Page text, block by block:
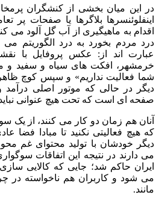
در این میان بخشی از کنشگران
اینفلوئنسرها بلاگرها یا صفحات پر
اقدام به ماهیگیری از آب گل آلود می
درد مردم بخورد به درد الگوریتم
عبارت اند از: عکس پروفایل با
خرمشهر، افکت های سیاه و سفید و
شما فعالیت نداریم» و سپس کوچ
دیگر در حالی که موتور اصلی درآمد
صفحه ای است که تحت هیچ عنوانی نباید
آنان هم زمان دو کار می کنند، از یک
که هیچ فعالیتی نکنید تا مبادا فضا
دیگر خودشان با تولید محتوای غم
می دارند در نتیجه این اتفاقات
ایران حاکم شد؛ جایی که کالایی
می شود و کاربران هم ناخواسته در
مانند.